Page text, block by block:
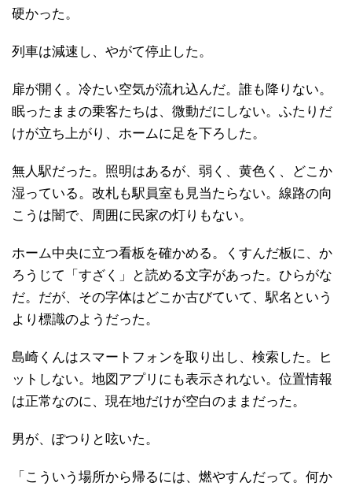
硬かった。
列車は減速し、やがて停止した。
扉が開く。冷たい空気が流れ込んだ。誰も降りない。
眠ったままの乗客たちは、微動だにしない。ふたりだ
けが立ち上がり、ホームに足を下ろした。
無人駅だった。照明はあるが、弱く、黄色く、どこか
湿っている。改札も駅員室も見当たらない。線路の向
こうは闇で、周囲に民家の灯りもない。
ホーム中央に立つ看板を確かめる。くすんだ板に、か
ろうじて「すざく」と読める文字があった。ひらがな
だ。だが、その字体はどこか古びていて、駅名という
より標識のようだった。
島崎くんはスマートフォンを取り出し、検索した。ヒ
ットしない。地図アプリにも表示されない。位置情報
は正常なのに、現在地だけが空白のままだった。
男が、ぽつりと呟いた。
「こういう場所から帰るには、燃やすんだって。何か